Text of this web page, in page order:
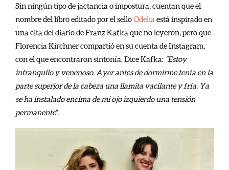
Sin ningún tipo de jactancia o impostura, cuentan que el
nombre del libro editado por el selloOdelia está inspirado en
una cita del diario de Franz Kafka que no leyeron, pero que
Florencia Kirchner compartió en su cuenta de Instagram,
con el que encontraron sintonía. Dice Kafka: “Estoy
intranquilo y venenoso. Ayer antes de dormirme tenía en la
parte superior de la cabeza una llamita vacilante y fría. Ya
se ha instalado encima de mi ojo izquierdo una tensión
permanente”.